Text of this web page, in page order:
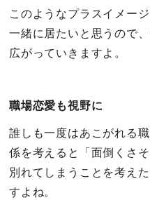
このようなプラスイメー
一緒に居たいと思うので
広がっていきますよ。
職場恋愛も視野に
誰しも一度はあこがれる
係を考えると「面倒くさ
別れてしまうことを考え
すよね。